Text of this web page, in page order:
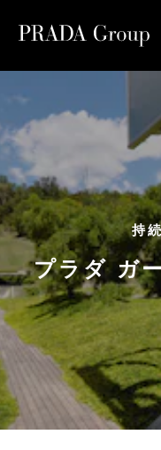
持
プラダ ガ